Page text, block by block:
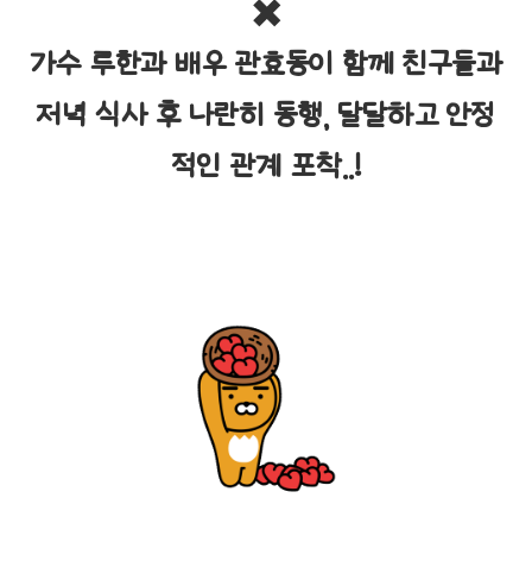
✖️
가수 루한과 배우 관효동이 함께 친구들과
저녁 식사 후 나란히 동행, 달달하고 안정
적인 관계 포착..!